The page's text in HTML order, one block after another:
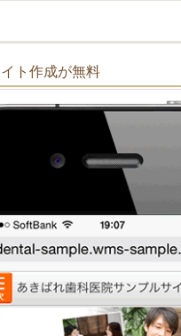
ト作成が無料